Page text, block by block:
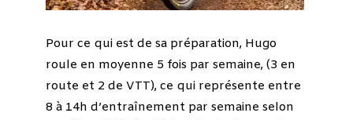
Pour ce qui est de sa préparation, Hugo
roule en moyenne 5 fois par semaine, (3 en
route et 2 de VTT), ce qui représente entre
8 à 14h d’entraînement par semaine selon